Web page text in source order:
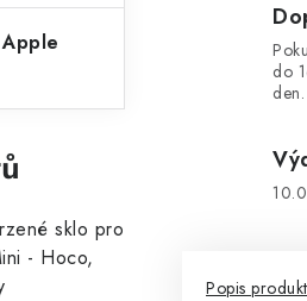
sklo pro
- Hoco,
do
den.
Popis